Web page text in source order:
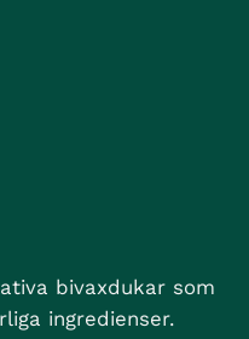
bivaxdukar som
ingredienser.